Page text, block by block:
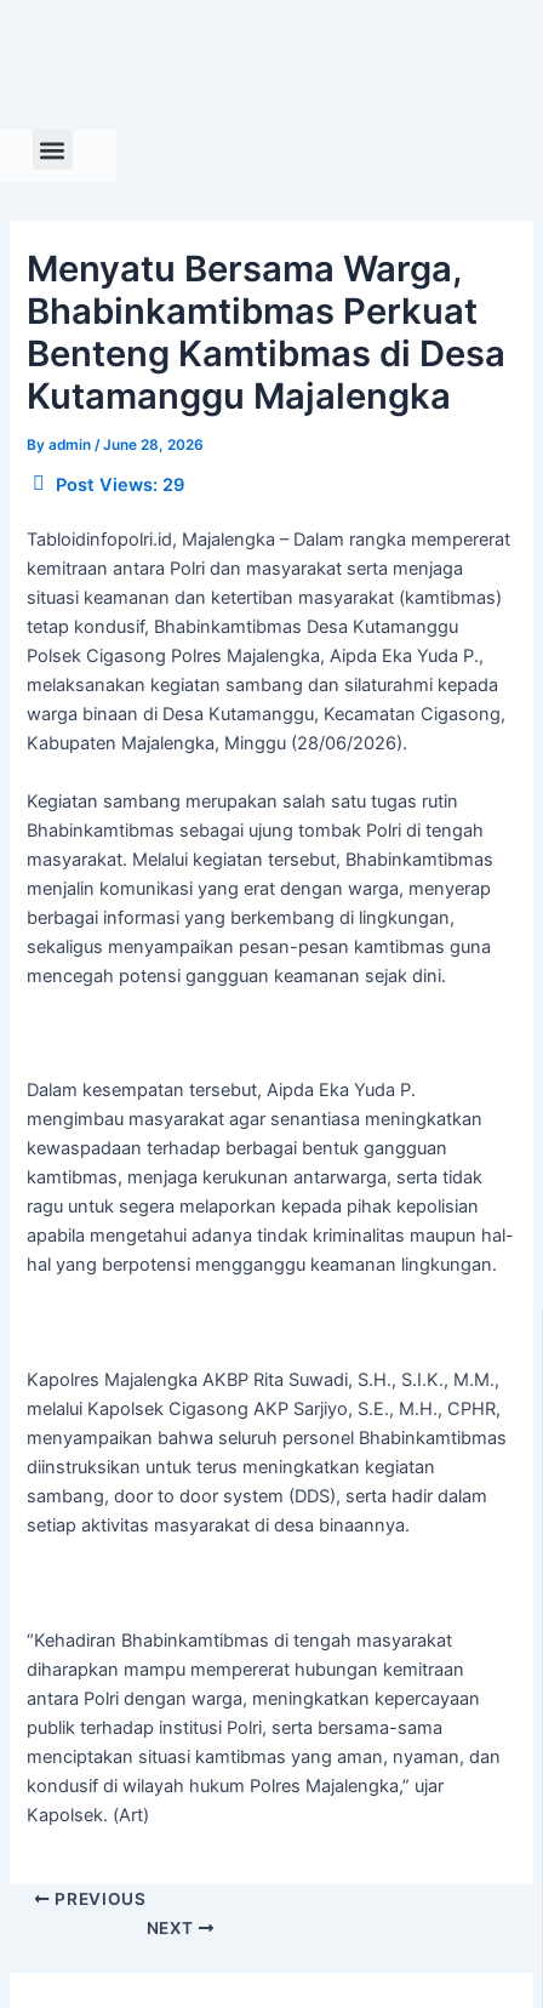
Menyatu Bersama Warga,
Bhabinkamtibmas Perkuat
Benteng Kamtibmas di Desa
Kutamanggu Majalengka
Byadmin /June 28, 2026
Post Views: 29
Tabloidinfopolri.id, Majalengka – Dalam rangka mempererat
kemitraan antara Polri dan masyarakat serta menjaga
situasi keamanan dan ketertiban masyarakat (kamtibmas)
tetap kondusif, Bhabinkamtibmas Desa Kutamanggu
Polsek Cigasong Polres Majalengka, Aipda Eka Yuda P.,
melaksanakan kegiatan sambang dan silaturahmi kepada
warga binaan di Desa Kutamanggu, Kecamatan Cigasong,
Kabupaten Majalengka, Minggu (28/06/2026).
Kegiatan sambang merupakan salah satu tugas rutin
Bhabinkamtibmas sebagai ujung tombak Polri di tengah
masyarakat. Melalui kegiatan tersebut, Bhabinkamtibmas
menjalin komunikasi yang erat dengan warga, menyerap
berbagai informasi yang berkembang di lingkungan,
sekaligus menyampaikan pesan-pesan kamtibmas guna
mencegah potensi gangguan keamanan sejak dini.
Dalam kesempatan tersebut, Aipda Eka Yuda P.
mengimbau masyarakat agar senantiasa meningkatkan
kewaspadaan terhadap berbagai bentuk gangguan
kamtibmas, menjaga kerukunan antarwarga, serta tidak
ragu untuk segera melaporkan kepada pihak kepolisian
apabila mengetahui adanya tindak kriminalitas maupun hal-
hal yang berpotensi mengganggu keamanan lingkungan.
Kapolres Majalengka AKBP Rita Suwadi, S.H., S.I.K., M.M.,
melalui Kapolsek Cigasong AKP Sarjiyo, S.E., M.H., CPHR,
menyampaikan bahwa seluruh personel Bhabinkamtibmas
diinstruksikan untuk terus meningkatkan kegiatan
sambang, door to door system (DDS), serta hadir dalam
setiap aktivitas masyarakat di desa binaannya.
“Kehadiran Bhabinkamtibmas di tengah masyarakat
diharapkan mampu mempererat hubungan kemitraan
antara Polri dengan warga, meningkatkan kepercayaan
publik terhadap institusi Polri, serta bersama-sama
menciptakan situasi kamtibmas yang aman, nyaman, dan
kondusif di wilayah hukum Polres Majalengka,” ujar
Kapolsek. (Art)
PREVIOUS
NEXT